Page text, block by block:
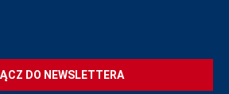
DO NEWSLETTERA